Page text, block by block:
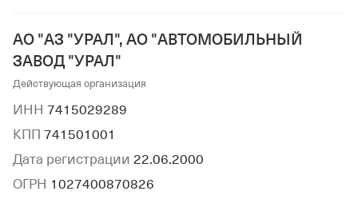
АО "АЗ "УРАЛ", АО "АВТОМОБИЛЬНЫЙ
ЗАВОД "УРАЛ"
Действующая организация
ИНН 7415029289
КПП 741501001
Дата регистрации 22.06.2000
ОГРН 1027400870826